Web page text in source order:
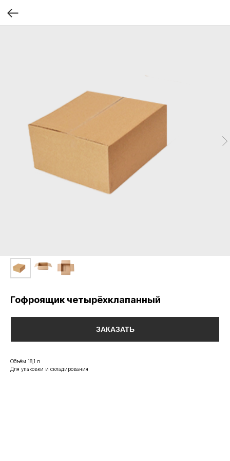
Гофроящик четырёхклапанный
ЗАКАЗАТЬ
Объём 18,1 л
Для упаковки и складирования